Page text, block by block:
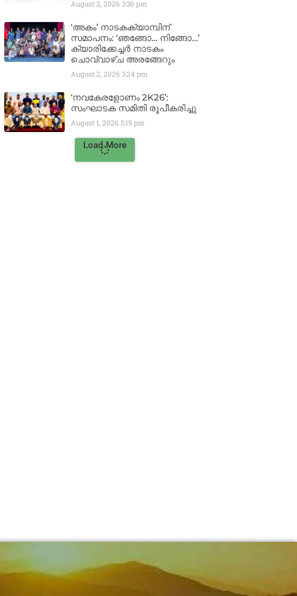
August 2, 2026 3:36 pm
‘അകം’ നാടകക്യാമ്പിന്
സമാപനം: ‘ഞങ്ങോ… നിങ്ങോ…’
ക്യാരിക്കേച്ചർ നാടകം
ചൊവ്വാഴ്ച അരങ്ങേറും
August 2, 2026 3:24 pm
‘നവകേരളോണം 2K26’:
സംഘാടക സമിതി രൂപീകരിച്ചു
August 1, 2026 5:15 pm
Load More